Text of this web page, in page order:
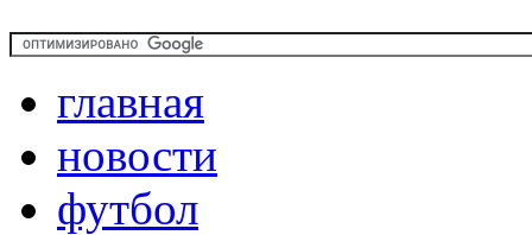
главная
новости
футбол